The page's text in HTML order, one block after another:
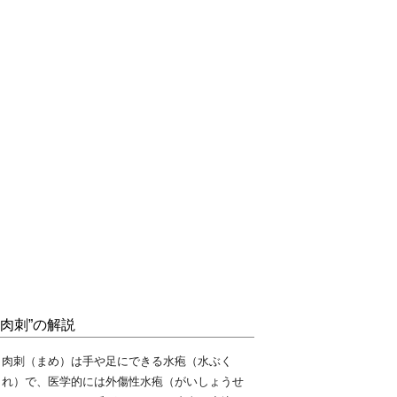
肉刺”の解説
肉刺（まめ）は手や足にできる水疱（水ぶく
れ）で、医学的には外傷性水疱（がいしょうせ